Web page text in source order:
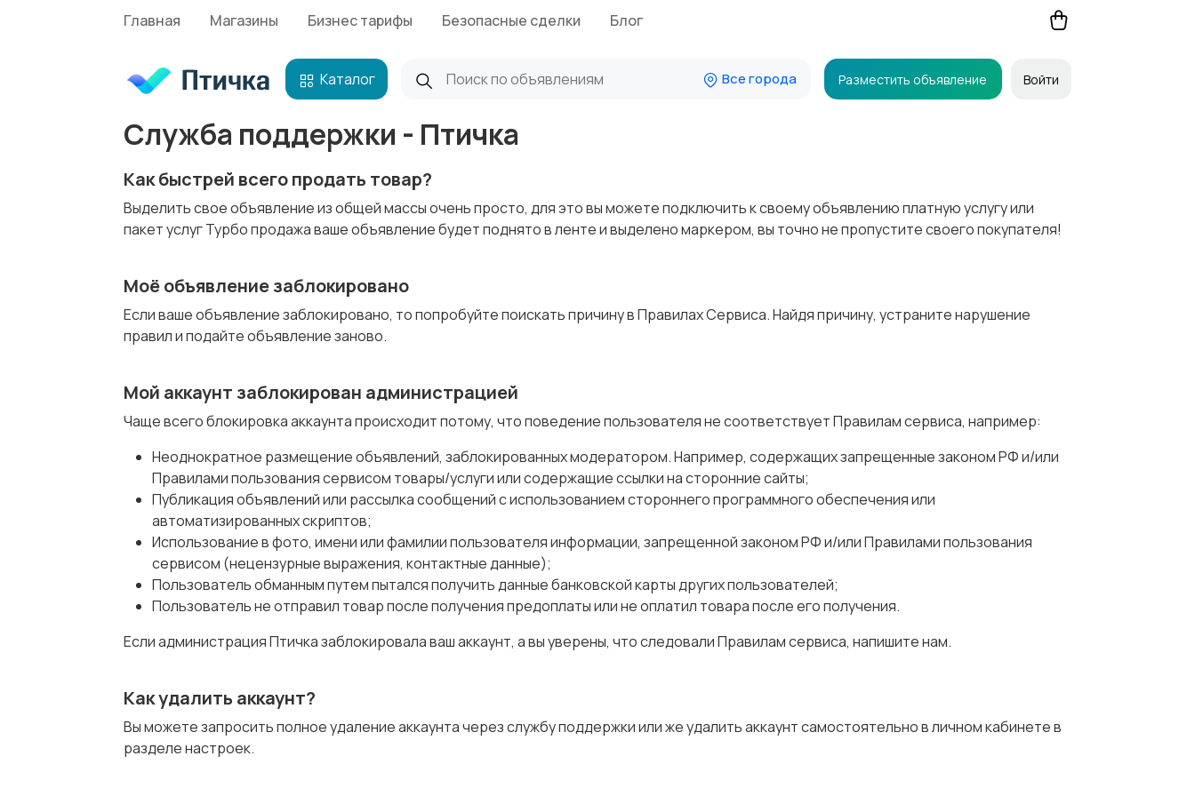
Главная Магазины Бизнес тарифы Безопасные сделки Блог
Каталог Все города Разместить объявление Войти
Служба поддержки - Птичка
Как быстрей всего продать товар?
Выделить свое объявление из общей массы очень просто, для это вы можете подключить к своему объявлению платную услугу или
пакет услуг Турбо продажа ваше объявление будет поднято в ленте и выделено маркером, вы точно не пропустите своего покупателя!
Моё объявление заблокировано
Если ваше объявление заблокировано, то попробуйте поискать причину в Правилах Сервиса. Найдя причину, устраните нарушение
правил и подайте объявление заново.
Мой аккаунт заблокирован администрацией
Чаще всего блокировка аккаунта происходит потому, что поведение пользователя не соответствует Правилам сервиса, например:
Неоднократное размещение объявлений, заблокированных модератором. Например, содержащих запрещенные законом РФ и/или
Правилами пользования сервисом товары/услуги или содержащие ссылки на сторонние сайты;
Публикация объявлений или рассылка сообщений с использованием стороннего программного обеспечения или
автоматизированных скриптов;
Использование в фото, имени или фамилии пользователя информации, запрещенной законом РФ и/или Правилами пользования
сервисом (нецензурные выражения, контактные данные);
Пользователь обманным путем пытался получить данные банковской карты других пользователей;
Пользователь не отправил товар после получения предоплаты или не оплатил товара после его получения.
Если администрация Птичка заблокировала ваш аккаунт, а вы уверены, что следовали Правилам сервиса, напишите нам.
Как удалить аккаунт?
Вы можете запросить полное удаление аккаунта через службу поддержки или же удалить аккаунт самостоятельно в личном кабинете в
разделе настроек.